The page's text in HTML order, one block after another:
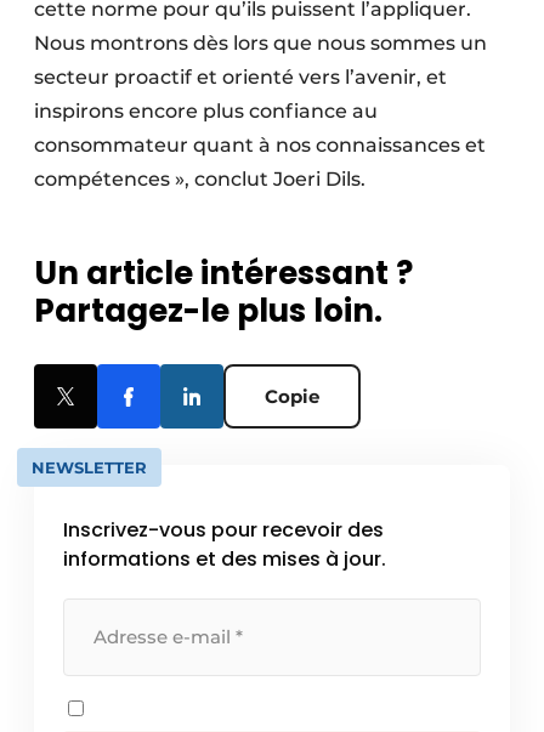
cette norme pour qu’ils puissent l’appliquer.
Nous montrons dès lors que nous sommes un
secteur proactif et orienté vers l’avenir, et
inspirons encore plus confiance au
consommateur quant à nos connaissances et
compétences », conclut Joeri Dils.
Un article intéressant ?
Partagez-le plus loin.
Copie
NEWSLETTER
Inscrivez-vous pour recevoir des
informations et des mises à jour.